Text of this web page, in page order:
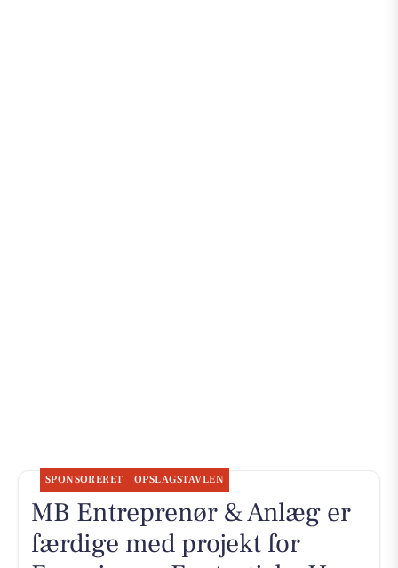
SPONSORERET OPSLAGSTAVLEN
MB Entreprenør & Anlæg er
færdige med projekt for